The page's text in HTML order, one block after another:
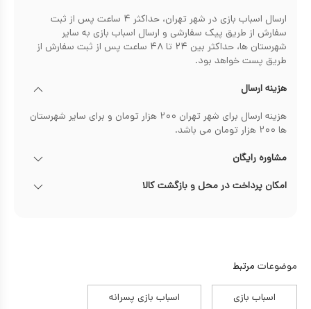
ارسال اسباب بازی در شهر تهران، حداکثر ۴ ساعت پس از ثبت
سفارش از طریق پیک سفارشی و ارسال اسباب بازی به سایر
شهرستان ها، حداکثر بین ۲۴ تا ۴۸ ساعت پس از ثبت سفارش از
طریق پست خواهد بود.
هزینه ارسال
هزینه ارسال برای شهر تهران ۲۰۰ هزار تومان و برای سایر شهرستان
ها ۲۰۰ هزار تومان می باشد.
مشاوره رایگان
امکان پرداخت در محل و بازگشت کالا
موضوعات مرتبط
اسباب بازی اسباب بازی پسرانه